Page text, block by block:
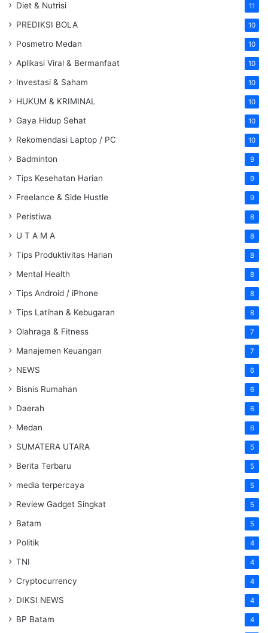
Diet & Nutrisi 11
PREDIKSI BOLA 10
Posmetro Medan 10
Aplikasi Viral & Bermanfaat 10
Investasi & Saham 10
HUKUM & KRIMINAL 10
Gaya Hidup Sehat 10
Rekomendasi Laptop / PC 10
Badminton 9
Tips Kesehatan Harian 9
Freelance & Side Hustle 9
Peristiwa 8
U T A M A 8
Tips Produktivitas Harian 8
Mental Health 8
Tips Android / iPhone 8
Tips Latihan & Kebugaran 8
Olahraga & Fitness 7
Manajemen Keuangan 7
NEWS 6
Bisnis Rumahan 6
Daerah 6
Medan 6
SUMATERA UTARA 5
Berita Terbaru 5
media terpercaya 5
Review Gadget Singkat 5
Batam 5
Politik 4
TNI 4
Cryptocurrency 4
DIKSI NEWS 4
BP Batam 4